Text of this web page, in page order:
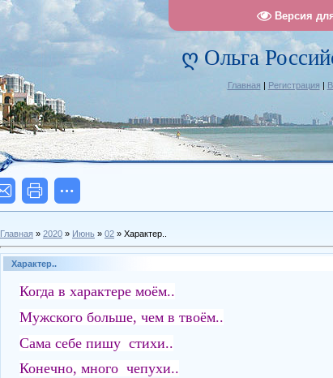
Версия
ღ Ольга
Главная | Регистрация |
Главная » 2020 » Июнь » 02 » Характер..
Характер..
Когда в характере моём..
Мужского больше, чем в твоём..
Сама себе пишу стихи..
Конечно, много чепухи..